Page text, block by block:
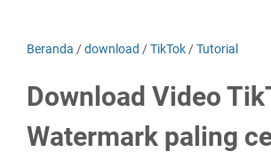
Beranda /download /TikTok /Tutorial
Download Video
Watermark paling